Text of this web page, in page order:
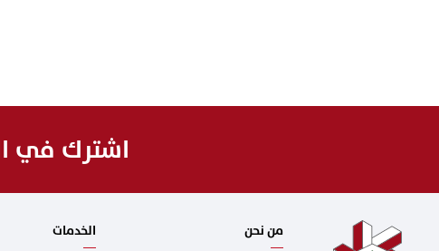
اشترك في
من نحن الخدمات